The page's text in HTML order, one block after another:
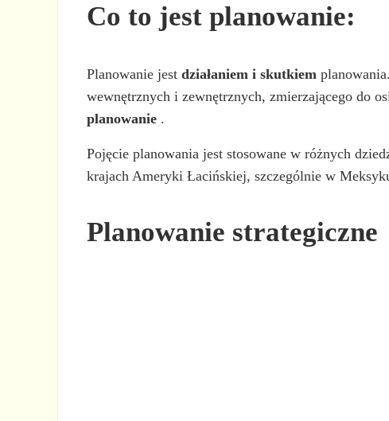
Co to jest planowanie:
Planowanie jestdziałaniem i skutkiem
wewnętrznych i zewnętrznych, zmierzającego do
planowanie .
Pojęcie planowania jest stosowane w różnych
krajach Ameryki Łacińskiej, szczególnie w
Planowanie strategiczne